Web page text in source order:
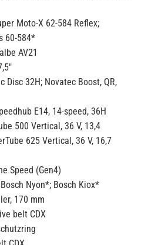
Moto-X 62-584 Reflex;
60-584*
AV21
Disc 32H; Novatec Boost, QR,
E14, 14-speed, 36H
500 Vertical, 36 V, 13,4
625 Vertical, 36 V, 16,7
Speed (Gen4)
Nyon*; Bosch Kiox*
170 mm
belt CDX